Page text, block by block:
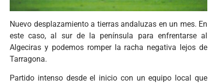
Nuevo desplazamiento a tierras andaluzas en un mes. En
este caso, al sur de la península para enfrentarse al
Algeciras y podemos romper la racha negativa lejos de
Tarragona.
Partido intenso desde el inicio con un equipo local que